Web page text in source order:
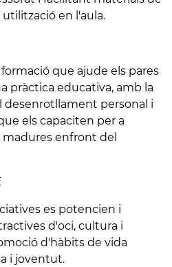
en l'aula.
que ajude els pares
pràctica educativa, amb la
personal i
els capaciten per a
enfront del
es potencien i
d'oci, cultura i
d'hàbits de vida
i joventut.